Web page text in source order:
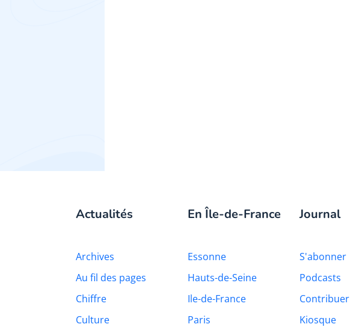
Actualités
Archives
Au fil des pages
Chiffre
Culture
En Île-de-France
Essonne
Hauts-de-Seine
Ile-de-France
Paris
Journal
S'abonner
Podcasts
Contribuer
Kiosque